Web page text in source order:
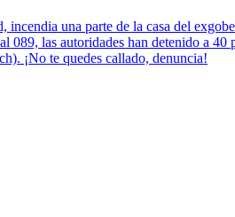
una parte de la casa del
089, las autoridades han detenido a
¡No te quedes callado, denuncia!